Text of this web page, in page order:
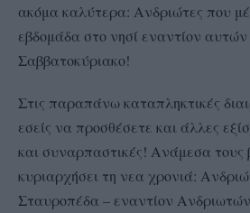
ακόμα καλύτερα: Ανδριώτες που
εβδομάδα στο νησί εναντίον
Σαββατοκύριακο!
Στις παραπάνω καταπληκτικές
εσείς να προσθέσετε και άλλες
και συναρπαστικές! Ανάμεσα
κυριαρχήσει τη νεα χρονιά:
Σταυροπέδα – εναντίον